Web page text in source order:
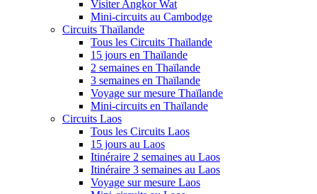
Visiter Angkor Wat
Mini-circuits au Cambodge
Circuits Thaïlande
Tous les Circuits Thaïlande
15 jours en Thaïlande
2 semaines en Thaïlande
3 semaines en Thaïlande
Voyage sur mesure Thaïlande
Mini-circuits en Thaïlande
Circuits Laos
Tous les Circuits Laos
15 jours au Laos
Itinéraire 2 semaines au Laos
Itinéraire 3 semaines au Laos
Voyage sur mesure Laos